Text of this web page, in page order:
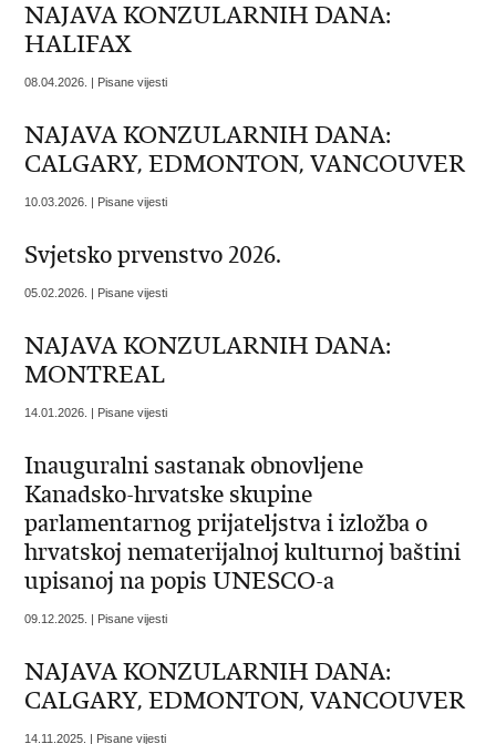
NAJAVA KONZULARNIH DANA:
HALIFAX
08.04.2026. | Pisane vijesti
NAJAVA KONZULARNIH DANA:
CALGARY, EDMONTON, VANCOUVER
10.03.2026. | Pisane vijesti
Svjetsko prvenstvo 2026.
05.02.2026. | Pisane vijesti
NAJAVA KONZULARNIH DANA:
MONTREAL
14.01.2026. | Pisane vijesti
Inauguralni sastanak obnovljene
Kanadsko-hrvatske skupine
parlamentarnog prijateljstva i izložba o
hrvatskoj nematerijalnoj kulturnoj baštini
upisanoj na popis UNESCO-a
09.12.2025. | Pisane vijesti
NAJAVA KONZULARNIH DANA:
CALGARY, EDMONTON, VANCOUVER
14.11.2025. | Pisane vijesti